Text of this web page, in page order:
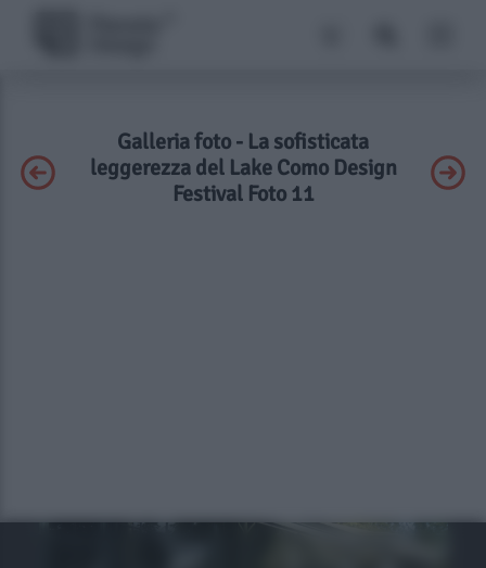
Galleria foto - La sofisticata
leggerezza del Lake Como Design
Festival Foto 11